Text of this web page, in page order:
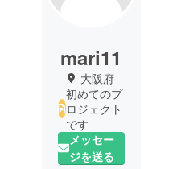
mari11
大阪府
初めてのプ
ロジェクト
です
メッセー
ジを送る